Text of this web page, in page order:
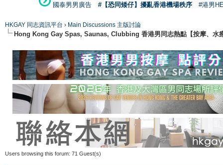
國泰男男廣告
#【恐同矮仔】擾亂香港機場秩序 #港男
HKGAY 同志資訊平台 › Main Discussions 主版討論
Hong Kong Gay Spas, Saunas, Clubbing 香港男同志熱點【按摩、水
Users browsing this forum: 71 Guest(s)